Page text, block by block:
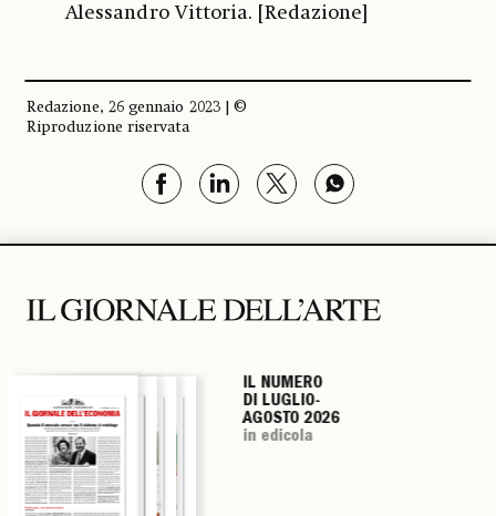
Alessandro Vittoria. [Redazione]
Redazione, 26 gennaio 2023 | ©
Riproduzione riservata
IL NUMERO
DI LUGLIO-
AGOSTO 2026
in edicola
IL NUMERO
DI LUGLIO-
AGOSTO 2026
in edicola
IL NUMERO
DI LUGLIO-
AGOSTO 2026
in edicola
IL NUMERO
DI LUGLIO-
AGOSTO 2026
in edicola